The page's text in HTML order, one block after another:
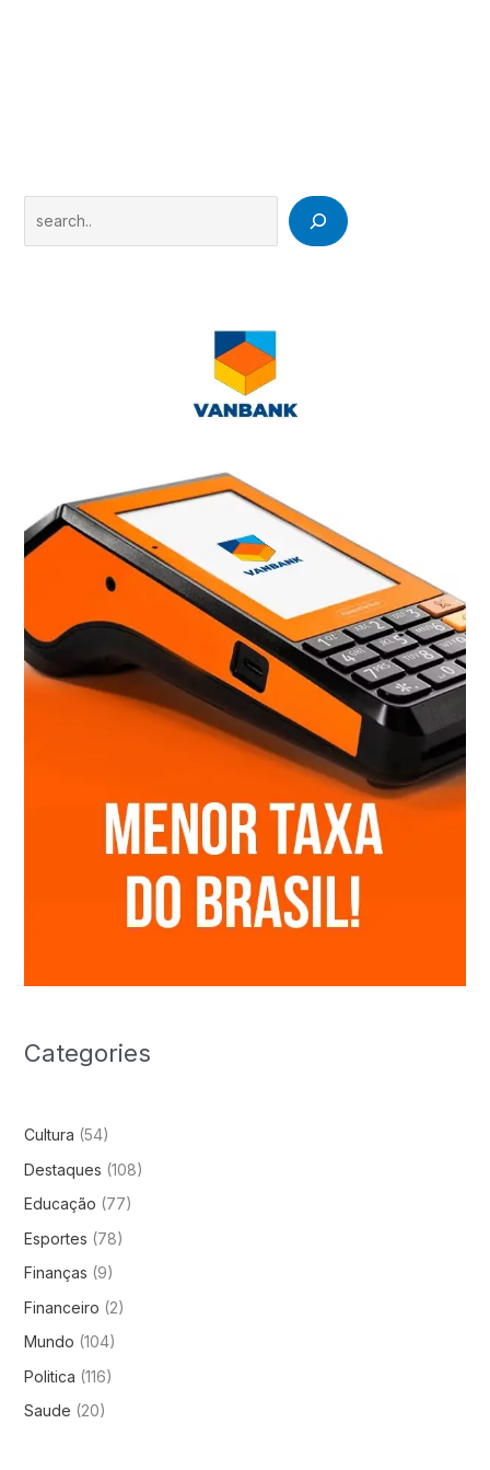
Categories
Cultura (54)
Destaques (108)
Educação (77)
Esportes (78)
Finanças (9)
Financeiro (2)
Mundo (104)
Politica (116)
Saude (20)